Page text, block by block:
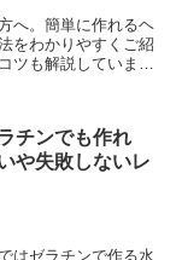
へ。簡単に作れるヘ
をわかりやすくご紹
ツも解説していま
チンでも作れ
や失敗しないレ
はゼラチンで作る水